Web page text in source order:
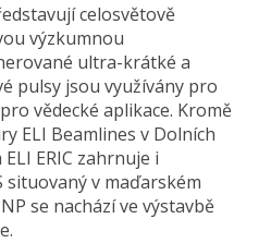
celosvětově
výzkumnou
ultra-krátké a
pulsy jsou využívány pro
vědecké aplikace. Kromě
ELI Beamlines v Dolních
ERIC zahrnuje i
situovaný v maďarském
se nachází ve výstavbě